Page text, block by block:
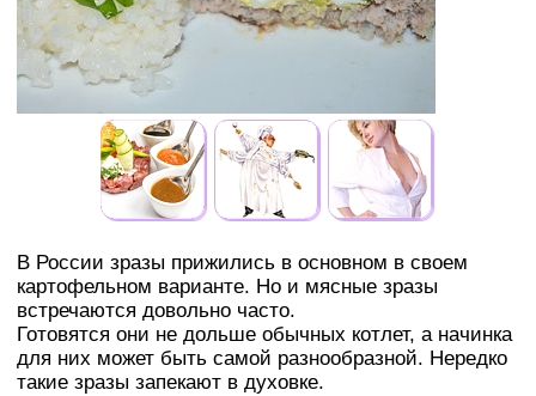
В России зразы прижились в основном в своем
картофельном варианте. Но и мясные зразы
встречаются довольно часто.
Готовятся они не дольше обычных котлет, а начинка
для них может быть самой разнообразной. Нередко
такие зразы запекают в духовке.